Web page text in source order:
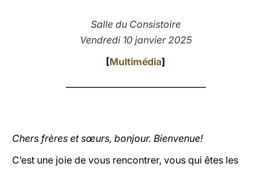
Salle du Consistoire
Vendredi 10 janvier 2025
[Multimédia]
Chers frères et sœurs, bonjour. Bienvenue!
C’est une joie de vous rencontrer, vous qui êtes les